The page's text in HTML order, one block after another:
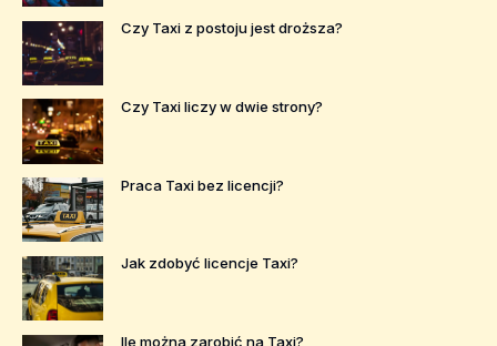
Czy Taxi z postoju jest droższa?
Czy Taxi liczy w dwie strony?
Praca Taxi bez licencji?
Jak zdobyć licencje Taxi?
Ile można zarobić na Taxi?